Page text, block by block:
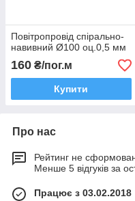
Повітропровід спірально-
навивний Ø100 оц.0,5 мм
160 ₴/пог.м
Купити
Про нас
Рейтинг не
Менше 5 відгуків за
Працює з 03.02.2018